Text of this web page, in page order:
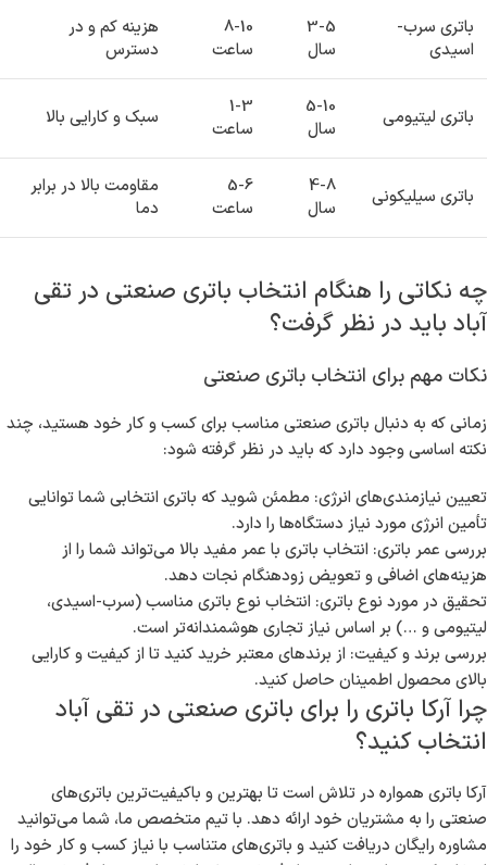
باتری سرب-
اسیدی
3-5
سال
8-10
ساعت
هزینه کم و در
دسترس
باتری لیتیومی
5-10
سال
1-3
ساعت
سبک و کارایی بالا
باتری سیلیکونی
4-8
سال
5-6
ساعت
مقاومت بالا در برابر
دما
چه نکاتی را هنگام انتخاب باتری صنعتی در تقی
آباد باید در نظر گرفت؟
نکات مهم برای انتخاب باتری صنعتی
زمانی که به دنبال باتری صنعتی مناسب برای کسب و کار خود هستید، چند
نکته اساسی وجود دارد که باید در نظر گرفته شود:
تعیین نیازمندی‌های انرژی: مطمئن شوید که باتری انتخابی شما توانایی
تأمین انرژی مورد نیاز دستگاه‌ها را دارد.
بررسی عمر باتری: انتخاب باتری با عمر مفید بالا می‌تواند شما را از
هزینه‌های اضافی و تعویض زودهنگام نجات دهد.
تحقیق در مورد نوع باتری: انتخاب نوع باتری مناسب (سرب-اسیدی،
لیتیومی و …) بر اساس نیاز تجاری هوشمندانه‌تر است.
بررسی برند و کیفیت: از برندهای معتبر خرید کنید تا از کیفیت و کارایی
بالای محصول اطمینان حاصل کنید.
چرا آرکا باتری را برای باتری صنعتی در تقی آباد
انتخاب کنید؟
آرکا باتری همواره در تلاش است تا بهترین و باکیفیت‌ترین باتری‌های
صنعتی را به مشتریان خود ارائه دهد. با تیم متخصص ما، شما می‌توانید
مشاوره رایگان دریافت کنید و باتری‌های متناسب با نیاز کسب و کار خود را